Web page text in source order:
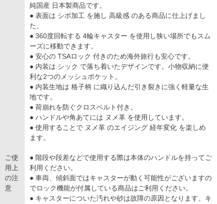
純国産 日本製商品です。
● 表面は シボ加工 を施し 高級感 のある商品に仕上げまし
た。
● 360度回転する 4輪キャスター を使用し狭い場所でもスム
ーズに移動できます。
● 安心の TSAロック 付きのため海外旅行も安心です。
● 内装は シック で落ち着いたデザインです。小物収納に便
利な2つのメッシュポケット。
● 内装生地は 格子柄 に織り込んだ引き裂きに強く軽量な生
地です。
● 荷崩れを防ぐクロスベルト付き。
● ハンドルや角あてには ヌメ革 を使用しています。
● 使用することで ヌメ革 のエイジング 経年変化 を楽しめ
ます。
ご使
用上
の注
意
● 階段や段差などで使用する際は本体のハンドルを持ってご
利用ください。
● 車両、傾斜面ではキャスターが動く可能性がございますの
でロック機能が付属している商品はご利用ください。
● キャスターについた汚れや砂は故障の原因となります。キ